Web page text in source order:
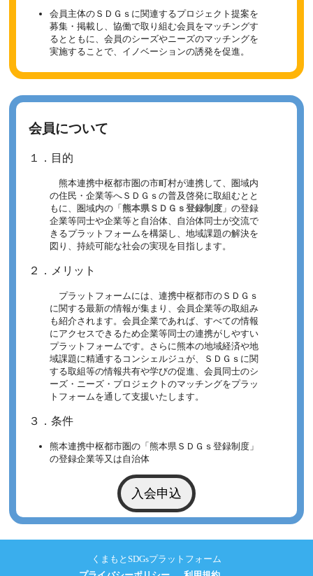
会員主体のＳＤＧｓに関連するプロジェクト提案を
募集・掲載し、協働で取り組む会員をマッチングす
るとともに、会員のシーズやニーズのマッチングを
実施することで、イノベーションの誘発を促進。
会員について
１．目的
熊本連携中枢都市圏の市町村が連携して、圏域内
の住民・企業等へＳＤＧｓの普及啓発に取組むとと
もに、圏域内の「熊本県ＳＤＧｓ登録制度 」の登録
企業等同士や企業等と自治体、自治体同士が交流で
きるプラットフォームを構築し、地域課題の解決を
図り、持続可能な社会の実現を目指します。
２．メリット
プラットフォームには、連携中枢都市のＳＤＧｓ
に関する最新の情報が集まり、会員企業等の取組み
も紹介されます。会員企業であれば、すべての情報
にアクセスできるため企業等同士の連携がしやすい
プラットフォームです。さらに熊本の地域経済や地
域課題に精通するコンシェルジュが、ＳＤＧｓに関
する取組等の情報共有や学びの促進、会員同士のシ
ーズ・ニーズ・プロジェクトのマッチングをプラッ
トフォームを通して支援いたします。
３．条件
熊本連携中枢都市圏の「熊本県ＳＤＧｓ登録制度」
の登録企業等又は自治体
入会申込
くまもとSDGsプラットフォーム